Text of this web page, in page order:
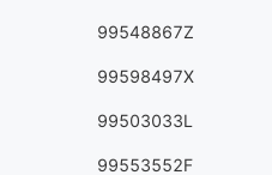
99548867Z
99598497X
99503033L
99553552F